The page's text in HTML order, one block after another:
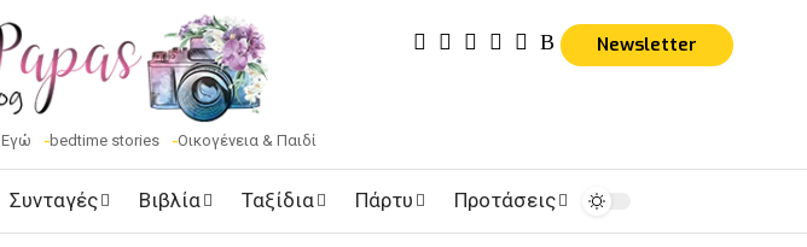
Εγώ bedtime stories Οικογένεια & Παιδί
Newsletter
Συνταγές Βιβλία Ταξίδια Πάρτυ Προτάσεις